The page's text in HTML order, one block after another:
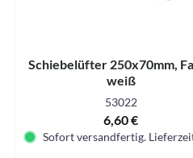
Schiebelüfter 250x70mm,
weiß
53022
6,60 €
Sofort versandfertig.